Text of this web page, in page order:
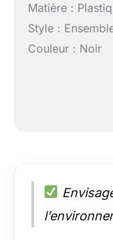
Matière :
Style :
Couleur : Noir